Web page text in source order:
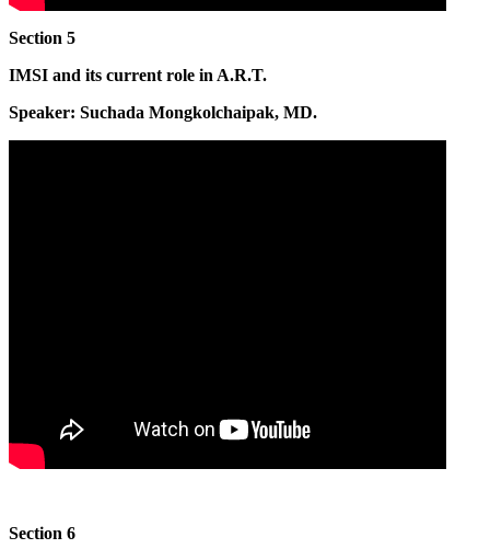
Section 5
IMSI and its current role in A.R.T.
Speaker: Suchada Mongkolchaipak, MD.
Section 6